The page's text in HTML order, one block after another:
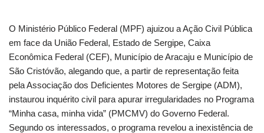
O Ministério Público Federal (MPF) ajuizou a Ação Civil Pública
em face da União Federal, Estado de Sergipe, Caixa
Econômica Federal (CEF), Município de Aracaju e Município de
São Cristóvão, alegando que, a partir de representação feita
pela Associação dos Deficientes Motores de Sergipe (ADM),
instaurou inquérito civil para apurar irregularidades no Programa
“Minha casa, minha vida” (PMCMV) do Governo Federal.
Segundo os interessados, o programa revelou a inexistência de